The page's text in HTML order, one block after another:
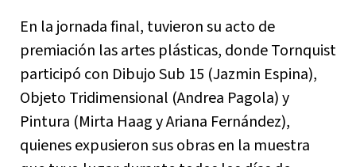
En la jornada final, tuvieron su acto de
premiación las artes plásticas, donde Tornquist
participó con Dibujo Sub 15 (Jazmin Espina),
Objeto Tridimensional (Andrea Pagola) y
Pintura (Mirta Haag y Ariana Fernández),
quienes expusieron sus obras en la muestra